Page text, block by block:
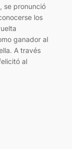
se pronunció
los
ganador al
A través
al